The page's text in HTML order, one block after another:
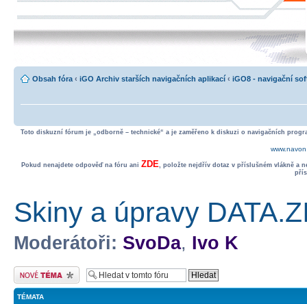
Obsah fóra ‹ iGO Archiv starších navigačních aplikací ‹ iGO8 - navigační
Toto diskuzní fórum je „odborně – technické“ a je zaměřeno k diskuzi o navigačních
Pokud nenajdete odpověď na fóru ani ZDE, položte nejdřív dotaz v příslušném vlákně a
Skiny a úpravy
Moderátoři: SvoDa, Ivo K
Odeslat nové téma
TÉMATA